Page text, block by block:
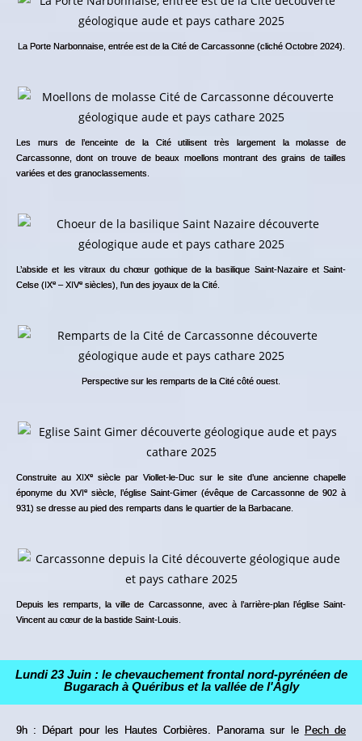
La Porte Narbonnaise, entrée est de la Cité de Carcassonne (cliché Octobre 2024).
Les murs de l’enceinte de la Cité utilisent très largement la molasse de
Carcassonne, dont on trouve de beaux moellons montrant des grains de tailles
variées et des granoclassements.
L’abside et les vitraux du chœur gothique de la basilique Saint-Nazaire et Saint-
Celse (IXe – XIVe siècles), l’un des joyaux de la Cité.
Perspective sur les remparts de la Cité côté ouest.
Construite au XIXe
siècle par Viollet-le-Duc sur le site d’une ancienne chapelle
éponyme du XVIe siècle, l’église Saint-Gimer (évêque de Carcassonne de 902 à
931) se dresse au pied des remparts dans le quartier de la Barbacane.
Depuis les remparts, la ville de Carcassonne, avec à l’arrière-plan l’église Saint-
Vincent au cœur de la bastide Saint-Louis.
Lundi 23 Juin : le chevauchement frontal nord-pyrénéen de
Bugarach à Quéribus et la vallée de l'Agly
9h : Départ pour les Hautes Corbières. Panorama sur le Pech de